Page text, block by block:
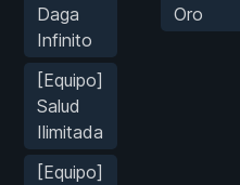
Daga
Infinito
[Equipo]
Salud
Ilimitada
[Equipo]
Oro